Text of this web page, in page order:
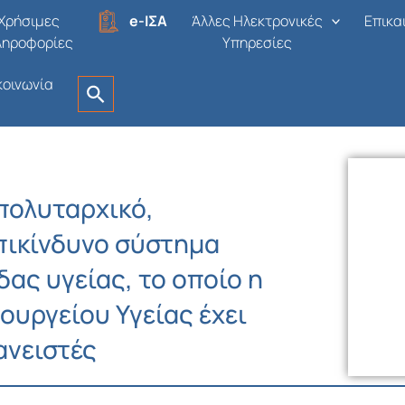
e-ΙΣΑ
Άλλες Ηλεκτρονικές
Υπηρεσίες
σύστημα
υγείας, το οποίο η
Υγείας έχει